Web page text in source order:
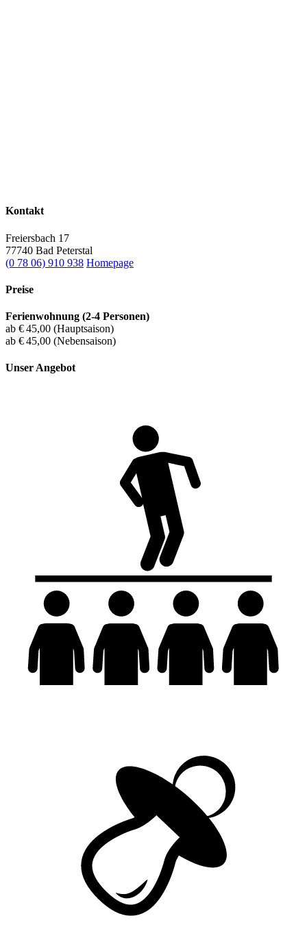
Kontakt
Freiersbach 17
77740 Bad Peterstal
(0 78 06) 910 938 Homepage
Preise
Ferienwohnung (2-4 Personen)
ab € 45,00 (Hauptsaison)
ab € 45,00 (Nebensaison)
Unser Angebot